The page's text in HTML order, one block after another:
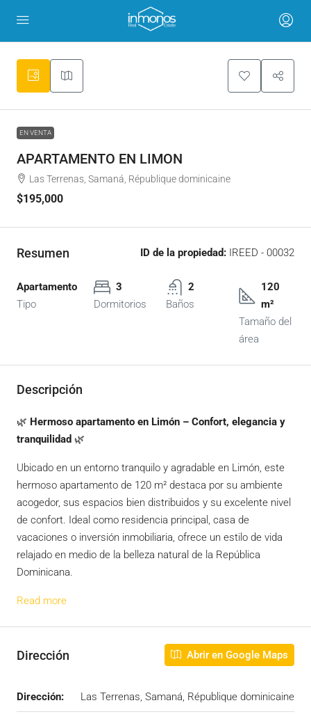
EN VENTA
APARTAMENTO EN LIMON
Las Terrenas, Samaná, République dominicaine
$195,000
Resumen ID de la propiedad: IREED - 00032
Apartamento
Tipo
3
Dormitorios
2
Baños
120
m²
Tamaño del
área
Descripción
🌿 Hermoso apartamento en Limón – Confort, elegancia y
tranquilidad 🌿
Ubicado en un entorno tranquilo y agradable en Limón, este
hermoso apartamento de 120 m² destaca por su ambiente
acogedor, sus espacios bien distribuidos y su excelente nivel
de confort. Ideal como residencia principal, casa de
vacaciones o inversión inmobiliaria, ofrece un estilo de vida
relajado en medio de la belleza natural de la República
Dominicana.
Read more
Dirección Abrir en Google Maps
Dirección: Las Terrenas, Samaná, République dominicaine